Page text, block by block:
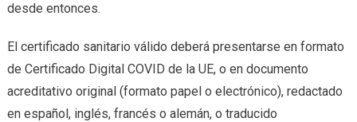
desde entonces.
El certificado sanitario válido deberá presentarse en formato
de Certificado Digital COVID de la UE, o en documento
acreditativo original (formato papel o electrónico), redactado
en español, inglés, francés o alemán, o traducido